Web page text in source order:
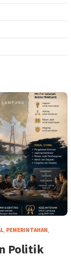
, PEMERINTAHAN,
Politik